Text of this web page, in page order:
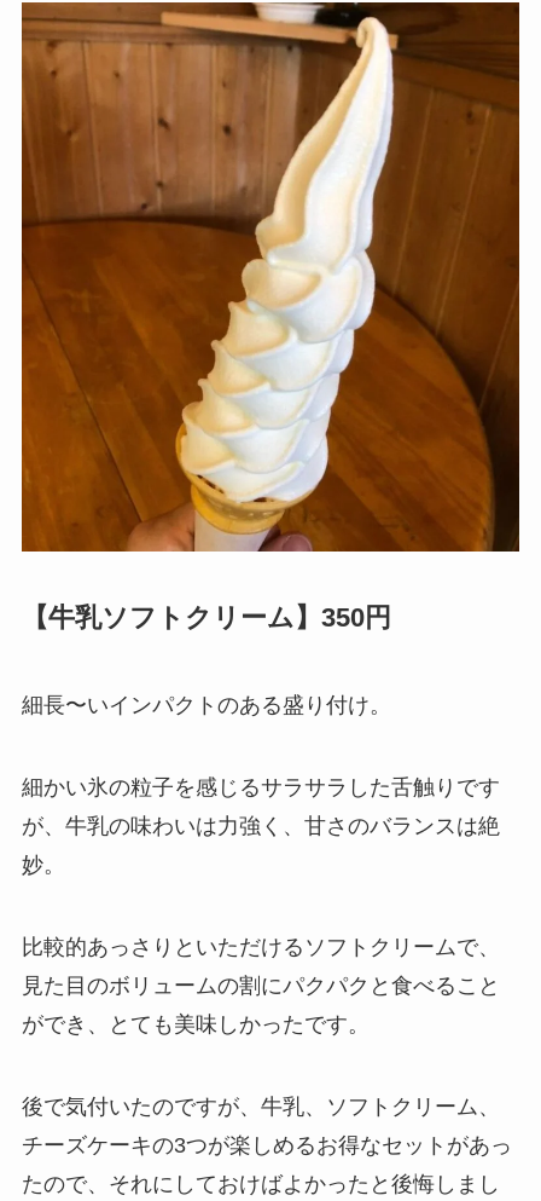
【牛乳ソフトクリーム】350円
細長〜いインパクトのある盛り付け。
細かい氷の粒子を感じるサラサラした舌触りです
が、牛乳の味わいは力強く、甘さのバランスは絶
妙。
比較的あっさりといただけるソフトクリームで、
見た目のボリュームの割にパクパクと食べること
ができ、とても美味しかったです。
後で気付いたのですが、牛乳、ソフトクリーム、
チーズケーキの3つが楽しめるお得なセットがあっ
たので、それにしておけばよかったと後悔しまし